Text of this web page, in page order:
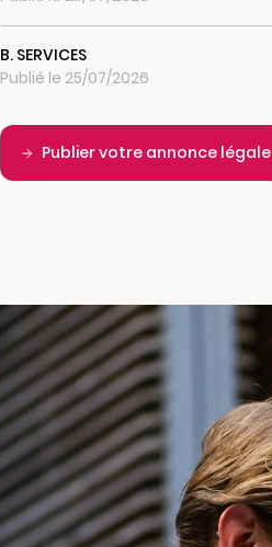
B. SERVICES
Publié le 25/07/2026
Publier votre annonce légale